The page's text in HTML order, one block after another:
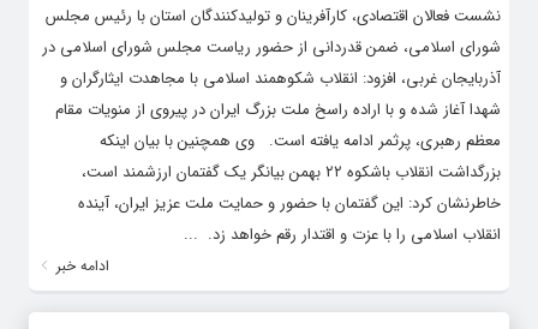
نشست فعالان اقتصادی، کارآفرینان و تولیدکنندگان استان با رئیس مجلس
شورای اسلامی، ضمن قدردانی از حضور ریاست مجلس شورای اسلامی در
آذربایجان غربی، افزود: انقلاب شکوهمند اسلامی با مجاهدت ایثارگران و
شهدا آغاز شده و با اراده راسخ ملت بزرگ ایران در پیروی از منویات مقام
معظم رهبری، پرثمر ادامه یافته است. وی همچنین با بیان اینکه
بزرگداشت انقلاب باشکوه ۲۲ بهمن بیانگر یک گفتمان ارزشمند است،
خاطرنشان کرد: این گفتمان با حضور و حمایت ملت عزیز ایران، آینده
انقلاب اسلامی را با عزت و اقتدار رقم خواهد زد. ...
ادامه خبر